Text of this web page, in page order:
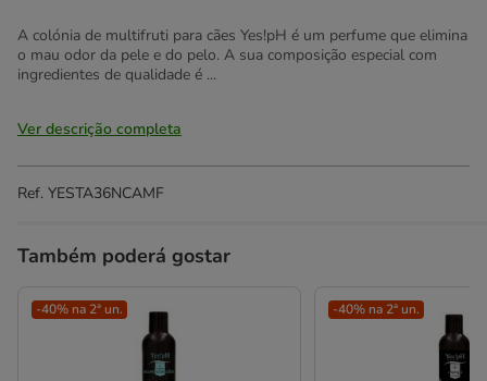
A colónia de multifruti para cães Yes!pH é um perfume que elimina
o mau odor da pele e do pelo. A sua composição especial com
ingredientes de qualidade é ...
Ver descrição completa
Ref. YESTA36NCAMF
Também poderá gostar
-40% na 2ª un. -40% na 2ª un.